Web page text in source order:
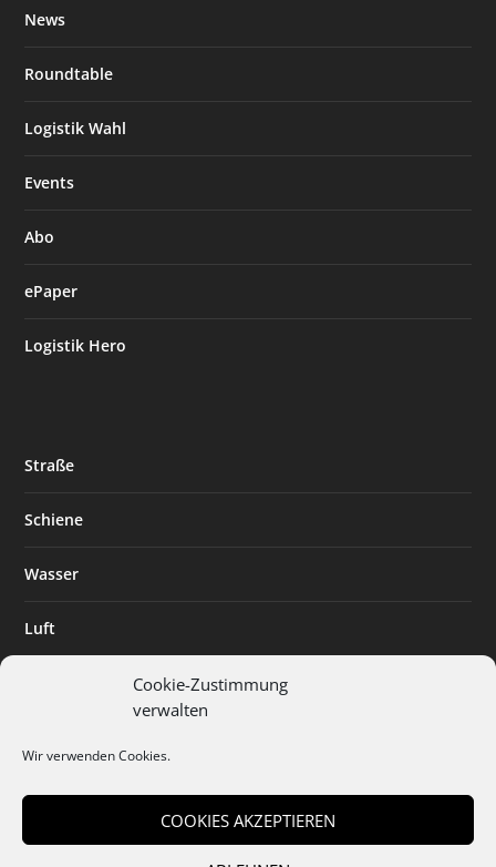
Cookie-Zustimmung
verwalten
Wir verwenden Cookies.
COOKIES AKZEPTIEREN
News
Roundtable
Logistik Wahl
Events
Abo
ePaper
Logistik Hero
Straße
Schiene
Wasser
Luft
Digitalisierung